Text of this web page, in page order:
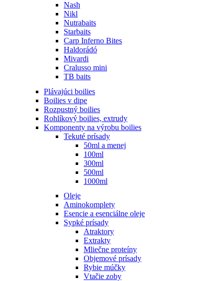
Nash
Nikl
Nutrabaits
Starbaits
Carp Inferno Bites
Haldorádó
Mivardi
Cralusso mini
TB baits
Plávajúci boilies
Boilies v dipe
Rozpustný boilies
Rohlíkový boilies, extrudy
Komponenty na výrobu boilies
Tekuté prísady
50ml a menej
100ml
300ml
500ml
1000ml
Oleje
Aminokomplety
Esencie a esenciálne oleje
Sypké prísady
Atraktory
Extrakty
Mliečne proteíny
Objemové prísady
Rybie múčky
Vtačie zoby